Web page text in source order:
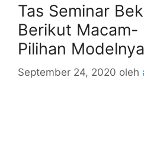
Tas Seminar
Berikut Macam-
Pilihan Modelnya
September 24, 2020 oleh